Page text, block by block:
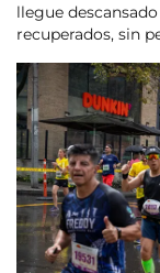
llegue
recuperados, sin